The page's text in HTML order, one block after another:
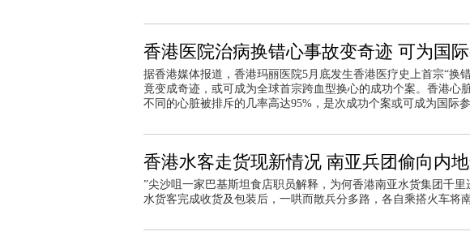
香港医院治病换错心事故变奇迹 可为国
据香港媒体报道，香港玛丽医院5月底发生香港医疗史上首宗“换
竟变成奇迹，或可成为全球首宗跨血型换心的成功个案。香港心
不同的心脏被排斥的几率高达95%，是次成功个案或可成为国际参
香港水客走货现新情况 南亚兵团偷向内
”尖沙咀一家巴基斯坦食店职员解释，为何香港南亚水货集团千里
水货客完成收货及包装后，一哄而散兵分多路，各自乘搭火车将